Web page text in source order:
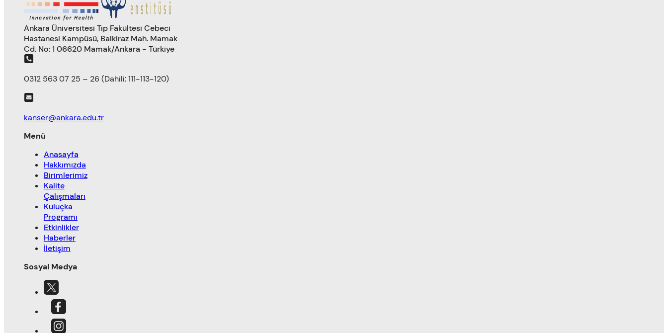
Ankara Üniversitesi Tıp Fakültesi Cebeci
Hastanesi Kampüsü, Balkiraz Mah. Mamak
Cd. No: 1 06620 Mamak/Ankara - Türkiye
0312 563 07 25 – 26 (Dahili: 111-113-120)
kanser@ankara.edu.tr
Menü
Anasayfa
Hakkımızda
Birimlerimiz
Kalite
Çalışmaları
Kuluçka
Programı
Etkinlikler
Haberler
İletişim
Sosyal Medya